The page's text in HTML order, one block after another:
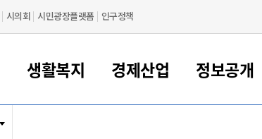
시의회 시민광장플랫폼 인구정책
생활복지 경제산업 정보공개